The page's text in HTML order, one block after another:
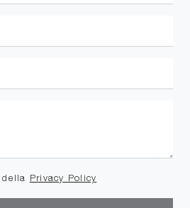
della Privacy Policy